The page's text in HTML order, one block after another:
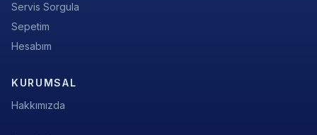
Servis Sorgula
Sepetim
Hesabım
KURUMSAL
Hakkımızda